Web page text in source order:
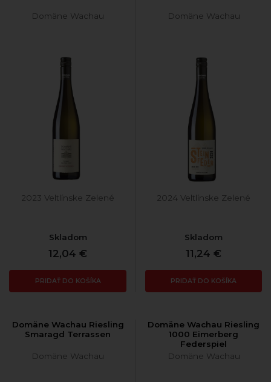
Domäne Wachau
2023 Veltlínske Zelené
Skladom
12,04 €
PRIDAŤ DO KOŠÍKA
Domäne Wachau
2024 Veltlínske Zelené
Skladom
11,24 €
PRIDAŤ DO KOŠÍKA
Domäne Wachau Riesling
Smaragd Terrassen
Domäne Wachau
Domäne Wachau Riesling
1000 Eimerberg
Federspiel
Domäne Wachau